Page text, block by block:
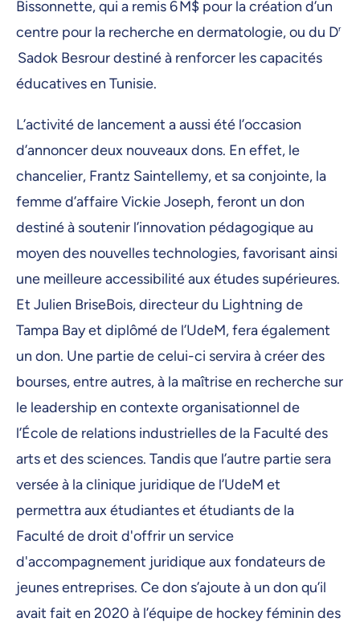
Bissonnette, qui a remis 6 M$ pour la création d’un
centre pour la recherche en dermatologie, ou du Dr
Sadok Besrour destiné à renforcer les capacités
éducatives en Tunisie.
L’activité de lancement a aussi été l’occasion
d’annoncer deux nouveaux dons. En effet, le
chancelier, Frantz Saintellemy, et sa conjointe, la
femme d’affaire Vickie Joseph, feront un don
destiné à soutenir l’innovation pédagogique au
moyen des nouvelles technologies, favorisant ainsi
une meilleure accessibilité aux études supérieures.
Et Julien BriseBois, directeur du Lightning de
Tampa Bay et diplômé de l’UdeM, fera également
un don. Une partie de celui-ci servira à créer des
bourses, entre autres, à la maîtrise en recherche sur
le leadership en contexte organisationnel de
l’École de relations industrielles de la Faculté des
arts et des sciences. Tandis que l’autre partie sera
versée à la clinique juridique de l’UdeM et
permettra aux étudiantes et étudiants de la
Faculté de droit d'offrir un service
d'accompagnement juridique aux fondateurs de
jeunes entreprises. Ce don s’ajoute à un don qu’il
avait fait en 2020 à l’équipe de hockey féminin des